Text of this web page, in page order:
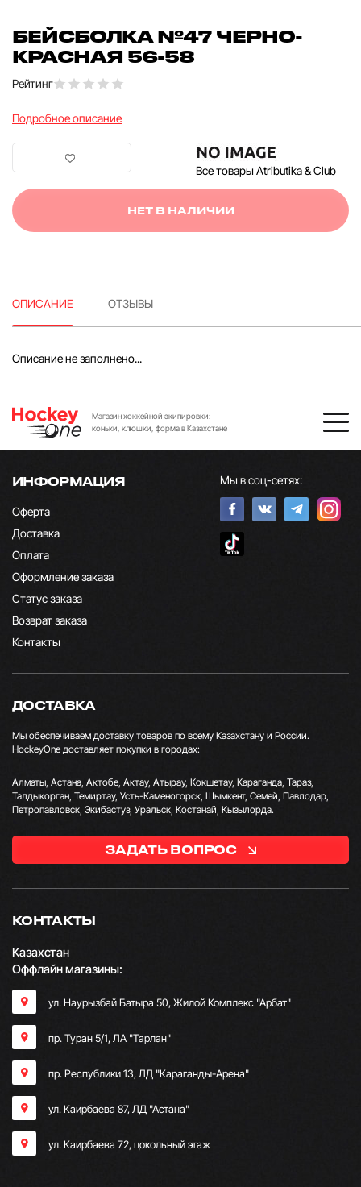
БЕЙСБОЛКА №47 ЧЕРНО-
КРАСНАЯ 56-58
Рейтинг
Подробное описание
Все товары Atributika & Club
НЕТ В НАЛИЧИИ
ОПИСАНИЕ ОТЗЫВЫ
Описание не заполнено...
Магазин хоккейной экипировки:
коньки, клюшки, форма в Казахстане
ИНФОРМАЦИЯ
Оферта
Доставка
Оплата
Оформление заказа
Статус заказа
Возврат заказа
Контакты
Мы в соц-сетях:
КОНТАКТЫ
Казахстан
Оффлайн магазины:
ул. Наурызбай Батыра 50, Жилой Комплекс "Арбат"
пр. Туран 5/1, ЛА "Тарлан"
пр. Республики 13, ​ЛД "Караганды-Арена"
ул. Каирбаева 87, ЛД "Астана"
ул. Каирбаева 72, цокольный этаж
ДОСТАВКА
Мы обеспечиваем доставку товаров по всему Казахстану и России.
HockeyOne доставляет покупки в городах:
Алматы, Астана, Актобе, Актау, Атырау, Кокшетау, Караганда, Тараз,
Талдыкорган, Темиртау, Усть-Каменогорск, Шымкент, Семей, Павлодар,
Петропавловск, Экибастуз, Уральск, Костанай, Кызылорда.
ЗАДАТЬ ВОПРОС